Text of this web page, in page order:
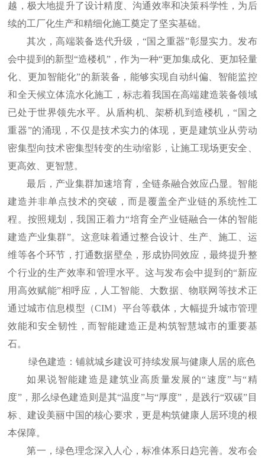
越，极大地提升了设计精度、沟通效率和决策科学性，为后
续的工厂化生产和精细化施工奠定了坚实基础。
其次，高端装备迭代升级，“国之重器”彰显实力。发布
会中提到的新型“造楼机”，作为一种“更加集成化、更加轻量
化、更加智能化”的新装备，能够实现自动纠偏、智能监控
和全天候立体流水化施工，标志着我国在高端建造装备领域
已处于世界领先水平。从盾构机、架桥机到造楼机，“国之
重器”的涌现，不仅是技术实力的体现，更是建筑业从劳动
密集型向技术密集型转变的生动缩影，让施工现场更安全、
更高效、更智慧。
最后，产业集群加速培育，全链条融合效应凸显。智能
建造并非单点技术的突破，而是覆盖全产业链的系统性工
程。按照规划，我国正着力“培育全产业链融合一体的智能
建造产业集群”。这意味着通过整合设计、生产、施工、运
维等各个环节，打通数据壁垒，形成协同效应，最终提升整
个行业的生产效率和管理水平。这与发布会中提到的“新应
用高效赋能”相呼应，人工智能、大数据、物联网等技术正
通过城市信息模型（CIM）平台等载体，大幅提升城市管理
效能和安全韧性，而智能建造正是构筑智慧城市的重要基
石。
绿色建造：铺就城乡建设可持续发展与健康人居的底色
如果说智能建造是建筑业高质量发展的“速度”与“精
度”，那么绿色建造则是其“温度”与“厚度”，是践行“双碳”目
标、建设美丽中国的核心要求，更是构筑健康人居环境的根
本保障。
第一，绿色理念深入人心，标准体系日趋完善。发布会